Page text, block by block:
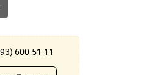
600-51-11